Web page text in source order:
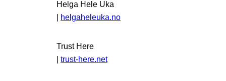
Helga Hele Uka
| helgaheleuka.no
Trust Here
| trust-here.net